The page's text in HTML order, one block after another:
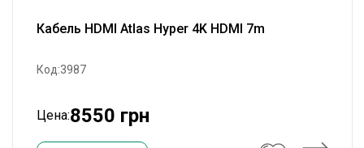
Кабель HDMI Atlas Hyper 4K HDMI 7m
Код:3987
Цена:8550 грн